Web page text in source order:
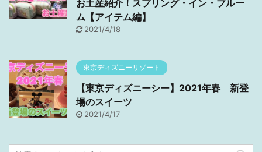
お土産紹介！スプリング・イン・ブルー
ム【アイテム編】
2021/4/18
東京ディズニーリゾート
【東京ディズニーシー】2021年春 新登
場のスイーツ
2021/4/17